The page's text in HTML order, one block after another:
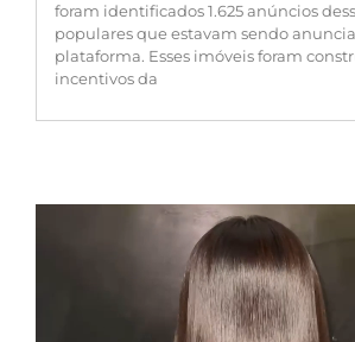
foram identificados 1.625 anúncios
populares que estavam sendo
plataforma. Esses imóveis foram
incentivos da